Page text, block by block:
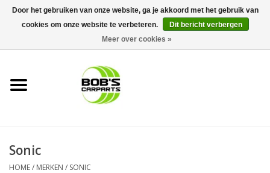
0 Artikelen - €0,00
KS TOOLS
Sonic
HOME/ MERKEN / SONIC
Door het gebruiken van onze website, ga je akkoord met het gebruik van
cookies om onze website te verbeteren.
Dit bericht verbergen
Meer over cookies »